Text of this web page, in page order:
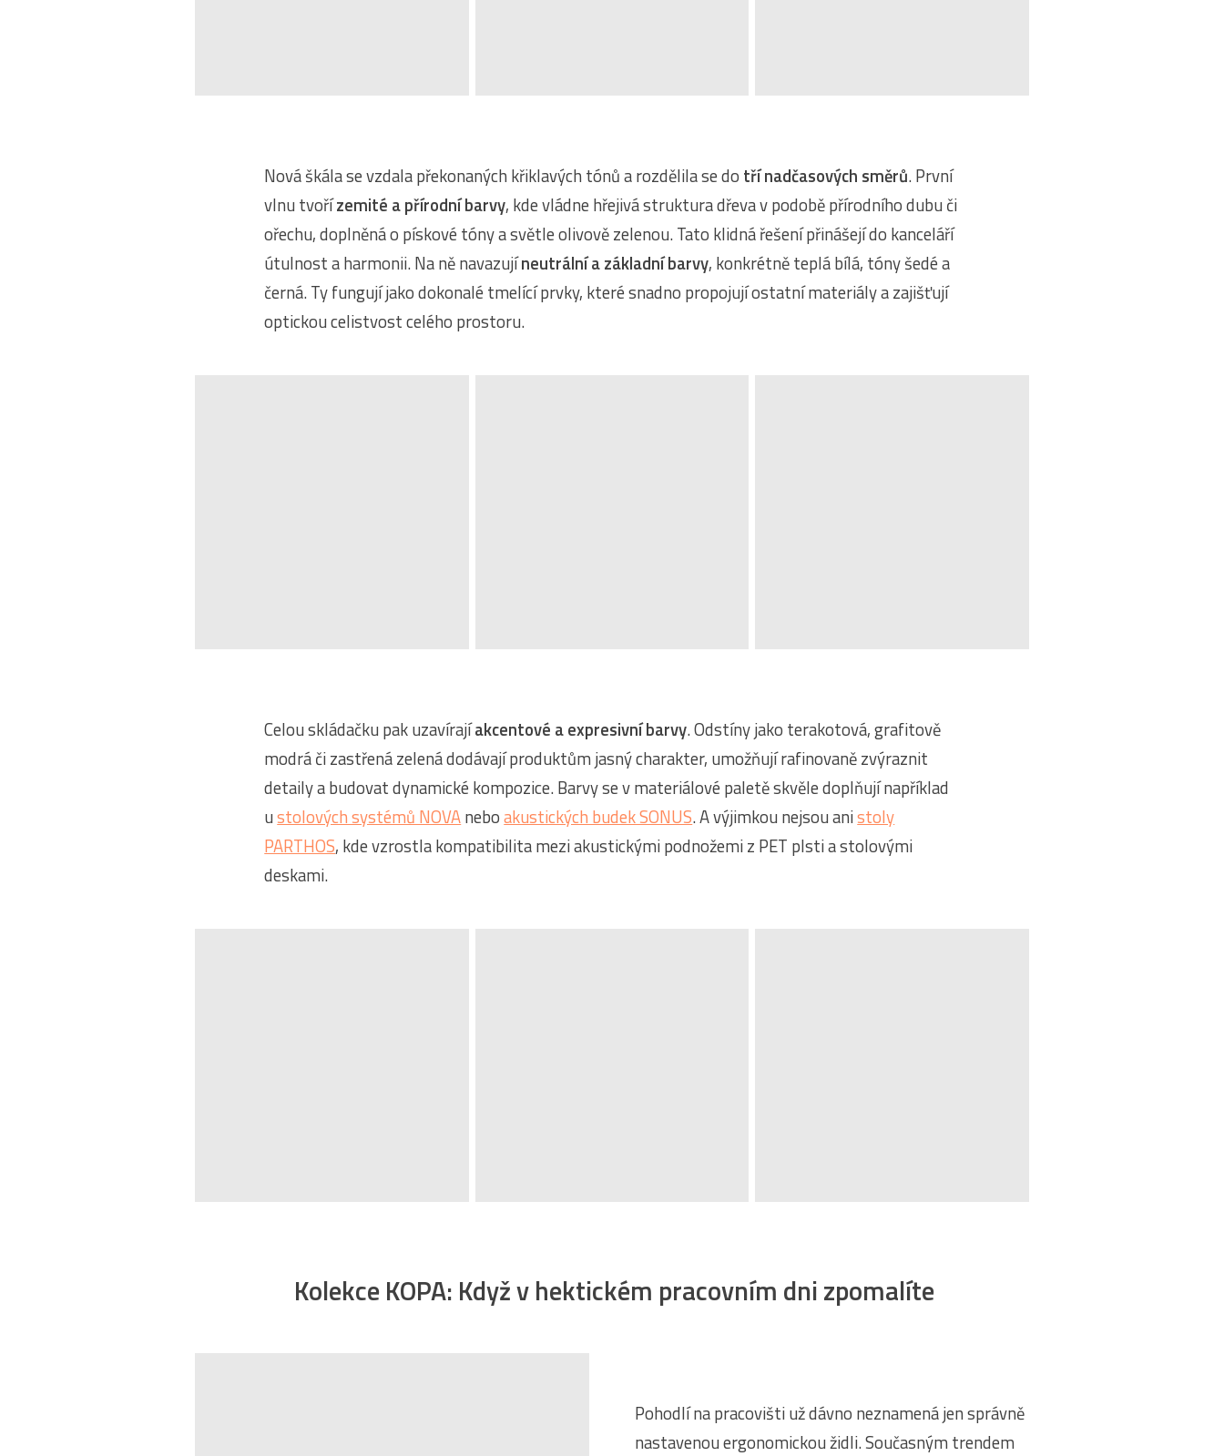
Nová škála se vzdala překonaných křiklavých tónů a rozdělila se do tří nadčasových směrů. První
vlnu tvořízemité a přírodní barvy, kde vládne hřejivá struktura dřeva v podobě přírodního dubu či
ořechu, doplněná o pískové tóny a světle olivově zelenou. Tato klidná řešení přinášejí do kanceláří
útulnost a harmonii. Na ně navazujíneutrální a základní barvy, konkrétně teplá bílá, tóny šedé a
černá. Ty fungují jako dokonalé tmelící prvky, které snadno propojují ostatní materiály a zajišťují
optickou celistvost celého prostoru.
Celou skládačku pak uzavírajíakcentové a expresivní barvy. Odstíny jako terakotová, grafitově
modrá či zastřená zelená dodávají produktům jasný charakter, umožňují rafinovaně zvýraznit
detaily a budovat dynamické kompozice. Barvy se v materiálové paletě skvěle doplňují například
ustolových systémů NOVAneboakustických budek SONUS. A výjimkou nejsou anistoly
PARTHOS, kde vzrostla kompatibilita mezi akustickými podnožemi z PET plsti a stolovými
deskami.
Kolekce KOPA: Když v hektickém pracovním dni zpomalíte
Pohodlí na pracovišti už dávno neznamená jen správně
nastavenou ergonomickou židli. Současným trendem